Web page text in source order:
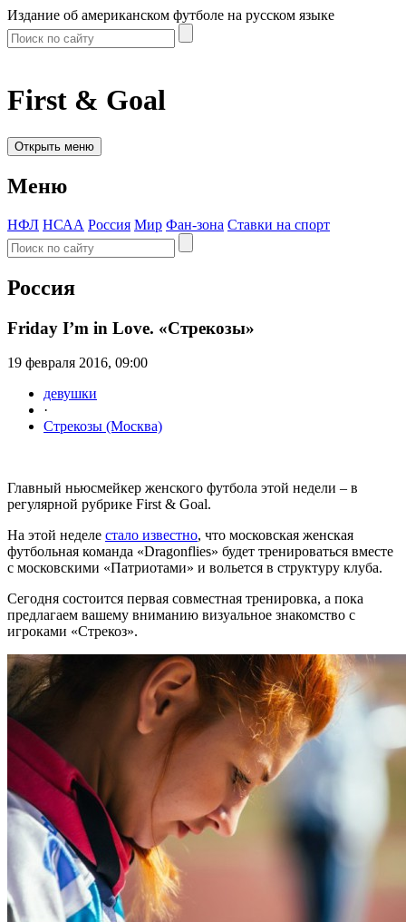
Издание об американском футболе на русском языке
First & Goal
Открыть меню
Меню
НФЛ НСАА Россия Мир Фан-зона Ставки на спорт
Россия
Friday I’m in Love. «Стрекозы»
19 февраля 2016, 09:00
девушки
·
Стрекозы (Москва)
Главный ньюсмейкер женского футбола этой недели – в
регулярной рубрике First & Goal.
На этой неделе стало известно, что московская женская
футбольная команда «Dragonflies» будет тренироваться вместе
с московскими «Патриотами» и вольется в структуру клуба.
Сегодня состоится первая совместная тренировка, а пока
предлагаем вашему вниманию визуальное знакомство с
игроками «Стрекоз».